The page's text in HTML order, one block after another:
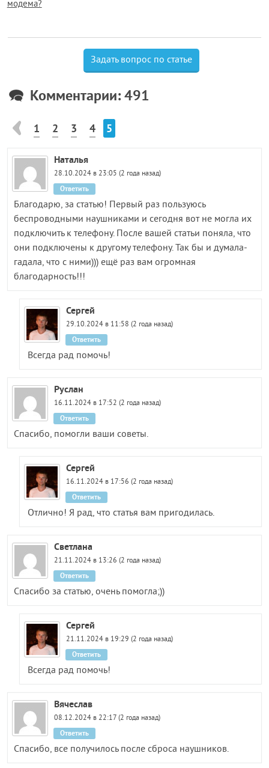
модема?
Задать вопрос по статье
Комментарии: 491
1 2 3 4 5
Наталья
28.10.2024 в 23:05 (2 года назад)
Благодарю, за статью! Первый раз пользуюсь
беспроводными наушниками и сегодня вот не могла их
подключить к телефону. После вашей статьи поняла, что
они подключены к другому телефону. Так бы и думала-
гадала, что с ними))) ещё раз вам огромная
благодарность!!!
Ответить
Сергей
29.10.2024 в 11:58 (2 года назад)
Всегда рад помочь!
Ответить
Руслан
16.11.2024 в 17:52 (2 года назад)
Спасибо, помогли ваши советы.
Ответить
Сергей
16.11.2024 в 17:56 (2 года назад)
Отлично! Я рад, что статья вам пригодилась.
Ответить
Светлана
21.11.2024 в 13:26 (2 года назад)
Спасибо за статью, очень помогла;))
Ответить
Сергей
21.11.2024 в 19:29 (2 года назад)
Всегда рад помочь!
Ответить
Вячеслав
08.12.2024 в 22:17 (2 года назад)
Спасибо, все получилось после сброса наушников.
Ответить